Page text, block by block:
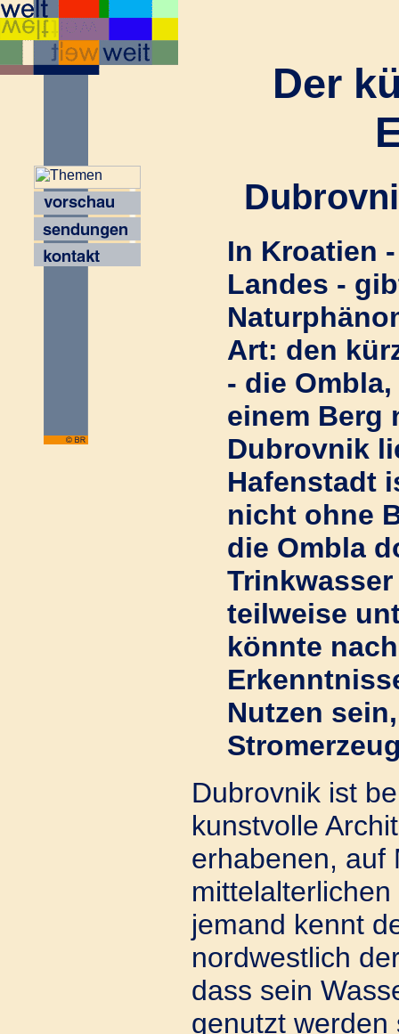
Der
In Kroatien
Landes -
Art: den
- die
einem Berg
Dubrovnik
Hafenstadt
nicht ohne
die Ombla
teilweise
könnte
Nutzen
Dubrovnik ist
kunstvolle
erhabenen, auf
jemand kennt
nordwestlich
dass sein
genutzt werden